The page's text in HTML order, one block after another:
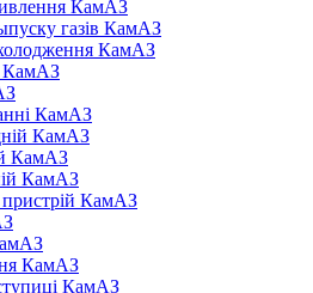
КамАЗ
газів КамАЗ
КамАЗ
КамАЗ
КамАЗ
КамАЗ
КамАЗ
КамАЗ
КамАЗ
КамАЗ
КамАЗ